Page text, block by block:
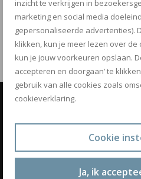
inzicht te verkrijgen in
marketing en social media
gepersonaliseerde advertenties).
klikken, kun je meer lezen over
kun je jouw voorkeuren opslaan.
accepteren en doorgaan’ te
gebruik van alle cookies zoals
cookieverklaring.
Cookie
Ja, ik
VORIG ARTIKEL
JAIR EISENMANN -
HOME
Know how to be fit
BOEK NU JE